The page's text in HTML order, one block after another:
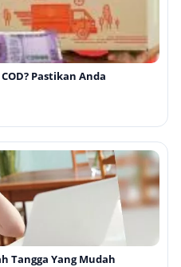
Pastikan Anda
Tangga Yang Mudah